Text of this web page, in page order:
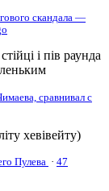
скандала —
і пів раунда
сравнивал с
хевівейту)
Пулева · 47